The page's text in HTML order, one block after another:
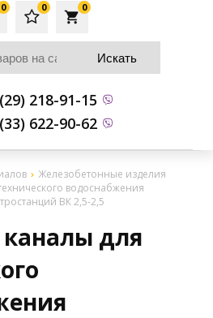
local_grocery_store
0
0
0
218-91-15
622-90-62
Железобетонные изделия
водоснабжения
ВК 2,5-2,5
для